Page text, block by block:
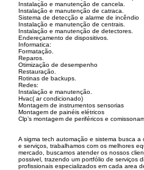
Instalação e manutenção de cancela.
Instalação e manutenção de catraca.
Sistema de detecção e alarme de incêndio
Instalação e manutenção de centrais.
Instalação e manutenção de detectores.
Endereçamento de dispositivos.
Informatica:
Formatação.
Reparos.
Otimização de desempenho
Restauração.
Rotinas de backups.
Redes:
Instalação e manutenção.
Hvac( ar condicionado)
Montagem de instrumentos sensorias
Montagem de painéis elétricos
Clp’s montagem de periféricos e
A sigma tech automação e sistema busca
e serviços, trabalhamos com os melhores
mercado, buscamos atender os nossos
possivel, trazendo um portfólio de serviços
profissionais especializados em cada area